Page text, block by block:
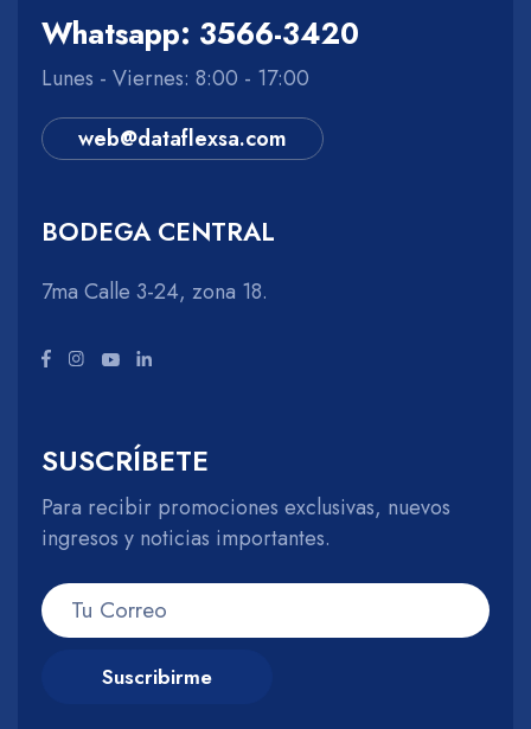
Whatsapp: 3566-3420
Lunes - Viernes: 8:00 - 17:00
web@dataflexsa.com
BODEGA CENTRAL
7ma Calle 3-24, zona 18.
SUSCRÍBETE
Para recibir promociones exclusivas, nuevos
ingresos y noticias importantes.
Suscribirme